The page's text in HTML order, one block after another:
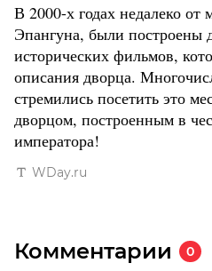
В 2000-х годах недалеко
Эпангуна, были построены
исторических фильмов,
описания дворца.
стремились посетить это
дворцом, построенным в
императора!
WDay.ru
Комментарии 0